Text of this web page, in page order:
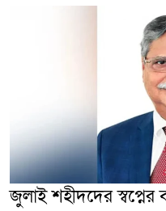
জুলাই শহীদদের স্বপ্নের